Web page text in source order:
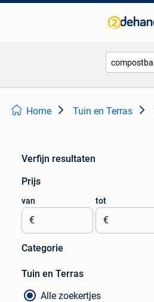
Home Tuin en Terras
Verfijn resultaten
Prijs
van
€
tot
€
Categorie
Tuin en Terras
Alle zoekertjes